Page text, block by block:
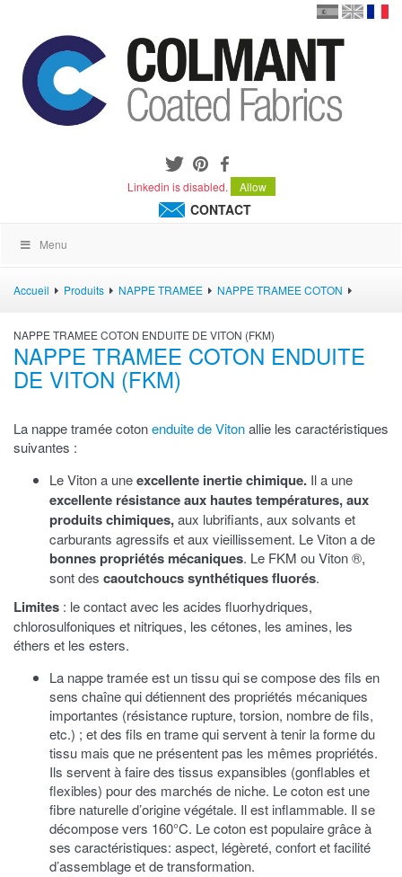
español
Linkedin is disabled. Allow
CONTACT
Menu
Accueil Produits NAPPE TRAMEE NAPPE TRAMEE COTON
NAPPE TRAMEE COTON ENDUITE DE VITON (FKM)
NAPPE TRAMEE COTON ENDUITE
DE VITON (FKM)
La nappe tramée cotonenduite de Vitonallie les caractéristiques
suivantes :
Le Viton a uneexcellente inertie chimique. Il a une
excellente résistance aux hautes températures, aux
produits chimiques,aux lubrifiants, aux solvants et
carburants agressifs et aux vieillissement. Le Viton a de
bonnes propriétés mécaniques. Le FKM ou Viton ®,
sont des caoutchoucs synthétiques fluorés.
Limites : le contact avec les acides fluorhydriques,
chlorosulfoniques et nitriques, les cétones, les amines, les
éthers et les esters.
La nappe tramée est un tissu qui se compose des fils en
sens chaîne qui détiennent des propriétés mécaniques
importantes (résistance rupture, torsion, nombre de fils,
etc.) ; et des fils en trame qui servent à tenir la forme du
tissu mais que ne présentent pas les mêmes propriétés.
Ils servent à faire des tissus expansibles (gonflables et
flexibles) pour des marchés de niche. Le coton est une
fibre naturelle d’origine végétale. Il est inflammable. Il se
décompose vers 160°C. Le coton est populaire grâce à
ses caractéristiques: aspect, légèreté, confort et facilité
d’assemblage et de transformation.